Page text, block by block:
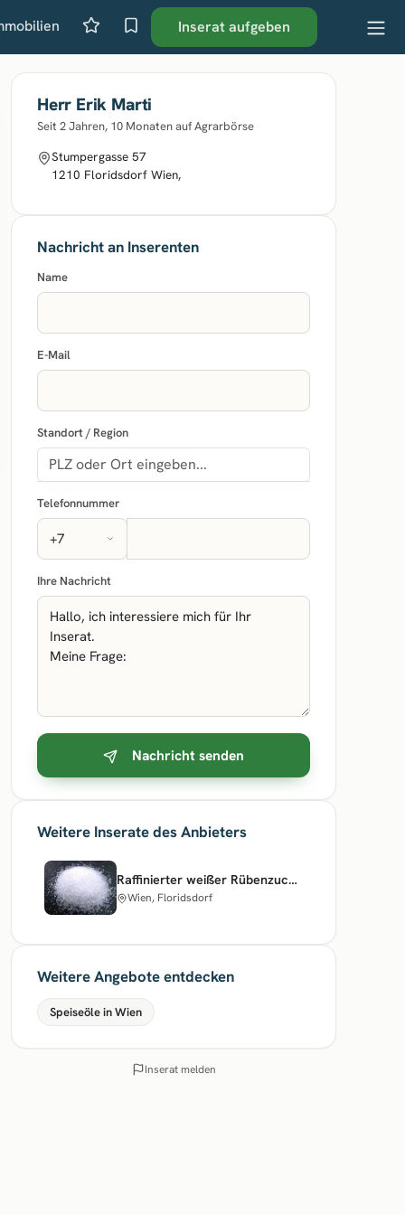
Inserat aufgeben
Herr Erik Marti
Seit 2 Jahren, 10 Monaten auf Agrarbörse
Stumpergasse 57
1210 Floridsdorf Wien,
Nachricht an Inserenten
Name
E-Mail
Standort / Region
Telefonnummer
Ihre Nachricht
Nachricht senden
Weitere Inserate des Anbieters
Raffinierter weißer Rübenzucker ICUMSA 45
Wien, Floridsdorf
Weitere Angebote entdecken
Speiseöle in Wien
Inserat melden